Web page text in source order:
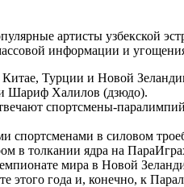
артисты узбекской
информации и
Китае, Турции и Новой
Шариф Халилов (дзюдо).
спортсмены-
в силовом
в толкании ядра на
мира в Новой
этого года и, конечно, к